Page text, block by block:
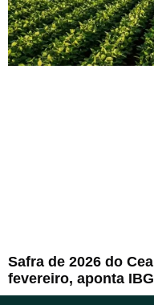
Safra de 2026 do
fevereiro, aponta